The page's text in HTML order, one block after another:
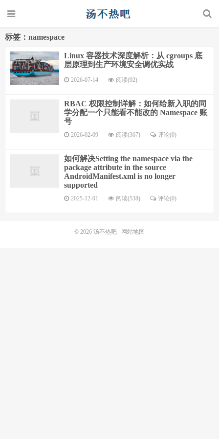
标签：namespace
Linux 容器技术深度解析：从 cgroups 底
层原理到生产环境安全调优实战
2026-07-14 阅读(92)
RBAC 权限控制详解：如何给新入职的同
学分配一个只能看不能改的 Namespace 账
号
2026-02-09 阅读(367) 评论(0)
如何解决Setting the namespace via the
package attribute in the source
AndroidManifest.xml is no longer
supported
2025-12-01 阅读(538) 评论(0)
© 2026 汤不热吧 网站地图